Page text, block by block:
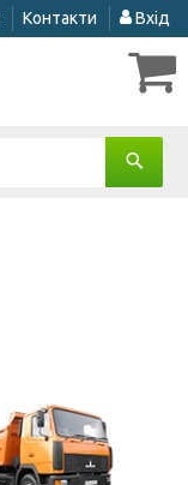
Контакти Вхід